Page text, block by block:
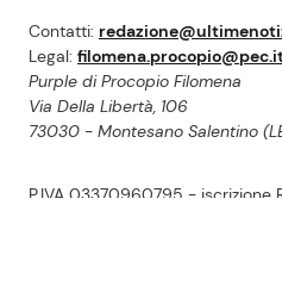
Contatti:
Legal:
Purple di Procopio Filomena
Via Della Libertà, 106
73030 - Montesano Salentino
P.IVA 03370960795 - iscrizione